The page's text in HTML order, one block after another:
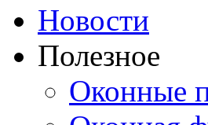
Новости
Полезное
Оконные